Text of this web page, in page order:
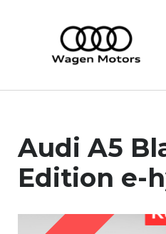
Audi A5
Edition e-